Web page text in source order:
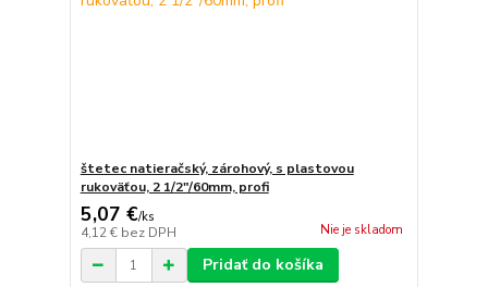
štetec natieračský, zárohový, s plastovou
rukoväťou, 2 1/2"/60mm, profi
5,07 €/ks
4,12 € bez DPH Nie je skladom
Pridať do košíka